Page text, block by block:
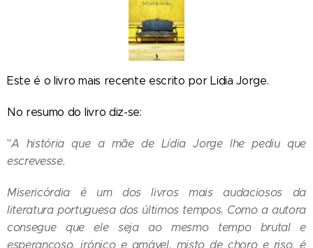
Este é o livro mais recente escrito por Lidia Jorge.
No resumo do livro diz-se:
"A história que a mãe de Lídia Jorge lhe pediu que
escrevesse.
Misericórdia é um dos livros mais audaciosos da
literatura portuguesa dos últimos tempos. Como a autora
consegue que ele seja ao mesmo tempo brutal e
esperançoso, irónico e amável, misto de choro e riso, é